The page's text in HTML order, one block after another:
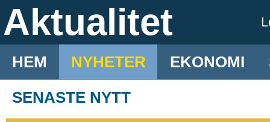
Aktualitet
HEM NYHETER EKONOMI
SENASTE NYTT